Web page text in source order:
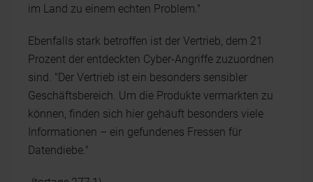
im Land zu einem echten Problem."
Ebenfalls stark betroffen ist der Vertrieb, dem 21
Prozent der entdeckten Cyber-Angriffe zuzuordnen
sind. "Der Vertrieb ist ein besonders sensibler
Geschäftsbereich. Um die Produkte vermarkten zu
können, finden sich hier gehäuft besonders viele
Informationen – ein gefundenes Fressen für
Datendiebe."